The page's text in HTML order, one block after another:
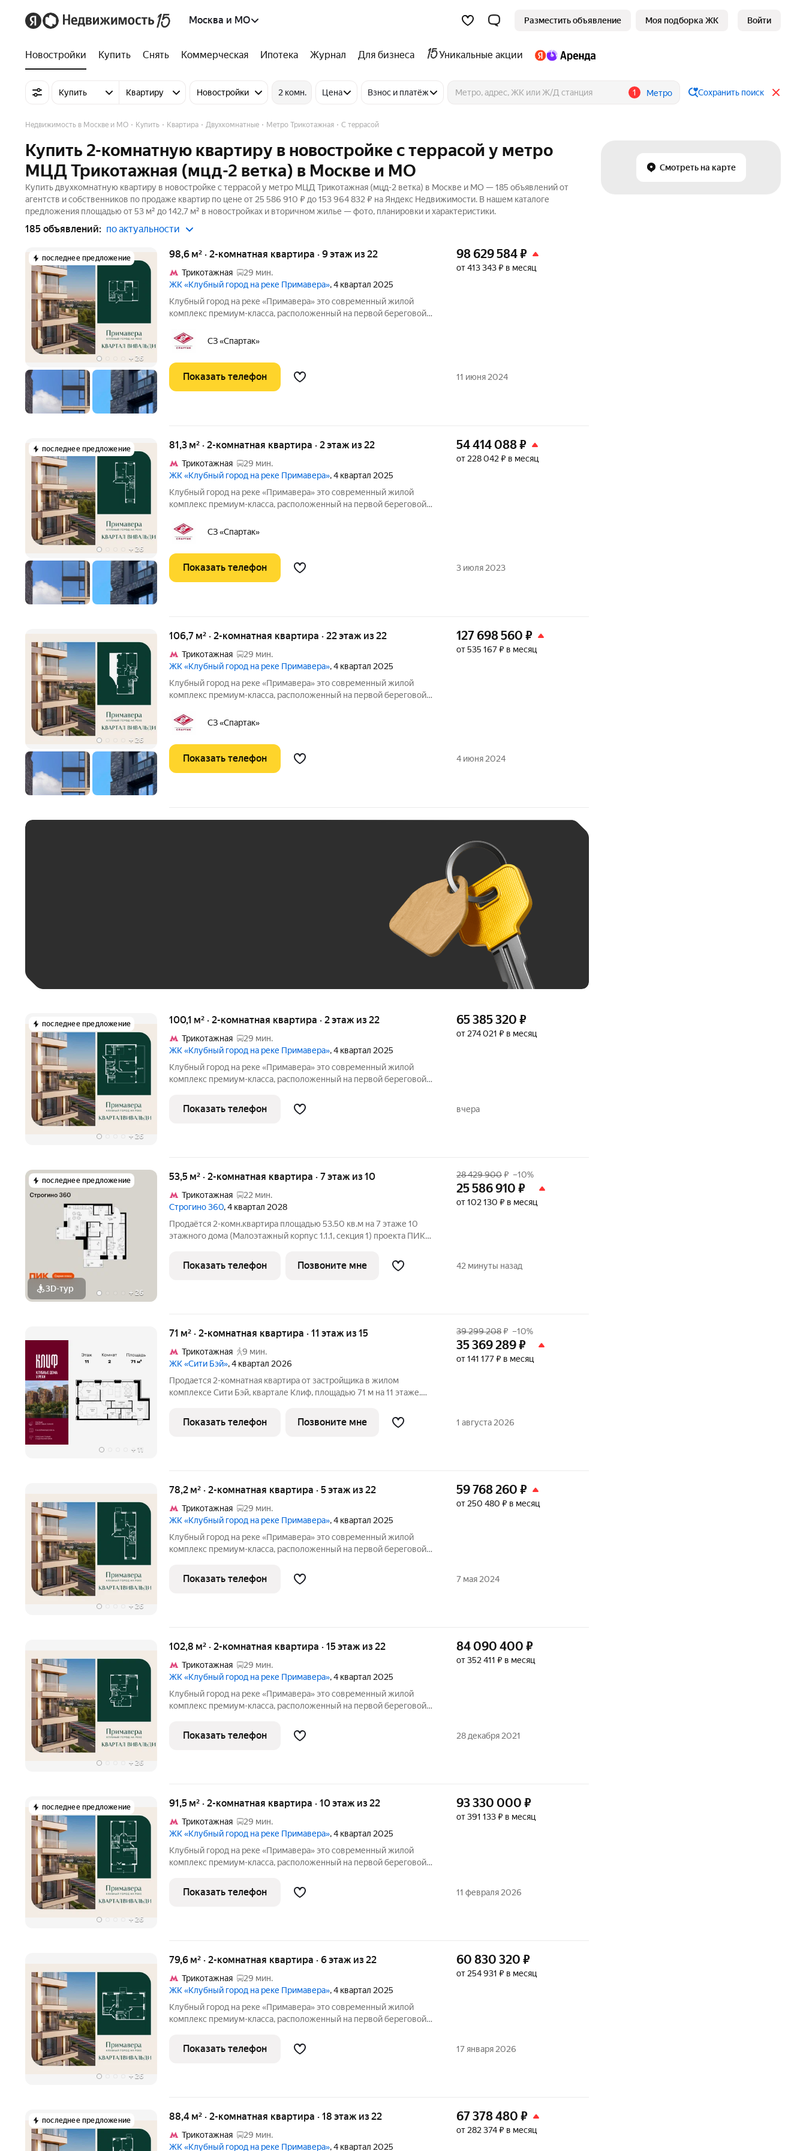
Москва и МО Разместить объявление Моя подборка ЖК Войти
Новостройки Купить Снять Коммерческая Ипотека Журнал Для бизнеса Уникальные акции
Купить Квартиру Новостройки 2 комн. Цена Взнос и платёж 1 Метро Сохранить поиск
Смотреть на карте
Недвижимость в Москве и МО Купить Квартира Двухкомнатные Метро Трикотажная С террасой
Купить 2-комнатную квартиру в новостройке с террасой у метро
МЦД Трикотажная (мцд-2 ветка) в Москве и МО
Купить двухкомнатную квартиру в новостройке с террасой у метро МЦД Трикотажная (мцд-2 ветка) в Москве и МО — 185 объявлений от
агентств и собственников по продаже квартир по цене от 25 586 910 ₽ до 153 964 832 ₽ на Яндекс Недвижимости. В нашем каталоге
предложения площадью от 53 м² до 142,7 м² в новостройках и вторичном жилье — фото, планировки и характеристики.
185 объявлений: по актуальности
последнее предложение
+ 26
98,6 м² · 2-комнатная квартира · 9 этаж из 22
Трикотажная
29 мин.
ЖК «Клубный город на реке Примавера», 4 квартал 2025
Клубный город на реке «Примавера» это современный жилой
комплекс премиум-класса, расположенный на первой береговой
Стрешнево. Под панорамными окнами квартир находится
собственный экопарк с
СЗ «Спартак»
98 629 584₽
от 413 343 ₽ в месяц
Показать телефон 11 июня 2024
последнее предложение
+ 26
81,3 м² · 2-комнатная квартира · 2 этаж из 22
Трикотажная
29 мин.
ЖК «Клубный город на реке Примавера», 4 квартал 2025
Клубный город на реке «Примавера» это современный жилой
комплекс премиум-класса, расположенный на первой береговой
Стрешнево. Под панорамными окнами квартир находится
собственный экопарк с
СЗ «Спартак»
54 414 088₽
от 228 042 ₽ в месяц
Показать телефон 3 июля 2023
+ 26
106,7 м² · 2-комнатная квартира · 22 этаж из 22
Трикотажная
29 мин.
ЖК «Клубный город на реке Примавера», 4 квартал 2025
Клубный город на реке «Примавера» это современный жилой
комплекс премиум-класса, расположенный на первой береговой
Стрешнево. Под панорамными окнами квартир находится
собственный экопарк с
СЗ «Спартак»
127 698 560 ₽
от 535 167 ₽ в месяц
Показать телефон 4 июня 2024
последнее предложение
+ 26
100,1 м² · 2-комнатная квартира · 2 этаж из 22
Трикотажная
29 мин.
ЖК «Клубный город на реке Примавера», 4 квартал 2025
Клубный город на реке «Примавера» это современный жилой
комплекс премиум-класса, расположенный на первой береговой
Стрешнево. Под панорамными окнами квартир находится
собственный экопарк с
65 385 320 ₽
от 274 021 ₽ в месяц
Показать телефон вчера
последнее предложение
3D-тур + 26
53,5 м² · 2-комнатная квартира · 7 этаж из 10
Трикотажная
22 мин.
Строгино 360, 4 квартал 2028
Продаётся 2-комн.квартира площадью 53.50 кв.м на 7 этаже 10
этажного дома (Малоэтажный корпус 1.1.1, секция 1) проекта ПИК
функциональная планировка, большие окна, с отделкой. «Строгино
360»
28 429 900₽ –10%
25 586 910 ₽
от 102 130 ₽ в месяц
Показать телефон Позвоните мне 42 минуты назад
+ 11
71 м² · 2-комнатная квартира · 11 этаж из 15
Трикотажная
9 мин.
ЖК «Сити Бэй», 4 квартал 2026
Продается 2-комнатная квартира от застройщика в жилом
комплексе Сити Бэй, квартале Клиф, площадью 71 м на 11 этаже.
Клубных домов на первой линии озелененной набережной Реки
Москвы. Со
39 299 208₽ –10%
35 369 289₽
от 141 177 ₽ в месяц
Показать телефон Позвоните мне 1 августа 2026
+ 26
78,2 м² · 2-комнатная квартира · 5 этаж из 22
Трикотажная
29 мин.
ЖК «Клубный город на реке Примавера», 4 квартал 2025
Клубный город на реке «Примавера» это современный жилой
комплекс премиум-класса, расположенный на первой береговой
Стрешнево. Под панорамными окнами квартир находится
собственный экопарк с
59 768 260 ₽
от 250 480 ₽ в месяц
Показать телефон 7 мая 2024
+ 26
102,8 м² · 2-комнатная квартира · 15 этаж из 22
Трикотажная
29 мин.
ЖК «Клубный город на реке Примавера», 4 квартал 2025
Клубный город на реке «Примавера» это современный жилой
комплекс премиум-класса, расположенный на первой береговой
Стрешнево. Под панорамными окнами квартир находится
собственный экопарк с
84 090 400 ₽
от 352 411 ₽ в месяц
Показать телефон 28 декабря 2021
последнее предложение
+ 26
91,5 м² · 2-комнатная квартира · 10 этаж из 22
Трикотажная
29 мин.
ЖК «Клубный город на реке Примавера», 4 квартал 2025
Клубный город на реке «Примавера» это современный жилой
комплекс премиум-класса, расположенный на первой береговой
Стрешнево. Под панорамными окнами квартир находится
собственный экопарк с
93 330 000 ₽
от 391 133 ₽ в месяц
Показать телефон 11 февраля 2026
+ 26
79,6 м² · 2-комнатная квартира · 6 этаж из 22
Трикотажная
29 мин.
ЖК «Клубный город на реке Примавера», 4 квартал 2025
Клубный город на реке «Примавера» это современный жилой
комплекс премиум-класса, расположенный на первой береговой
Стрешнево. Под панорамными окнами квартир находится
собственный экопарк с
60 830 320 ₽
от 254 931 ₽ в месяц
Показать телефон 17 января 2026
последнее предложение 88,4 м² · 2-комнатная квартира · 18 этаж из 22
Трикотажная
29 мин.
ЖК «Клубный город на реке Примавера», 4 квартал 2025
67 378 480 ₽
от 282 374 ₽ в месяц